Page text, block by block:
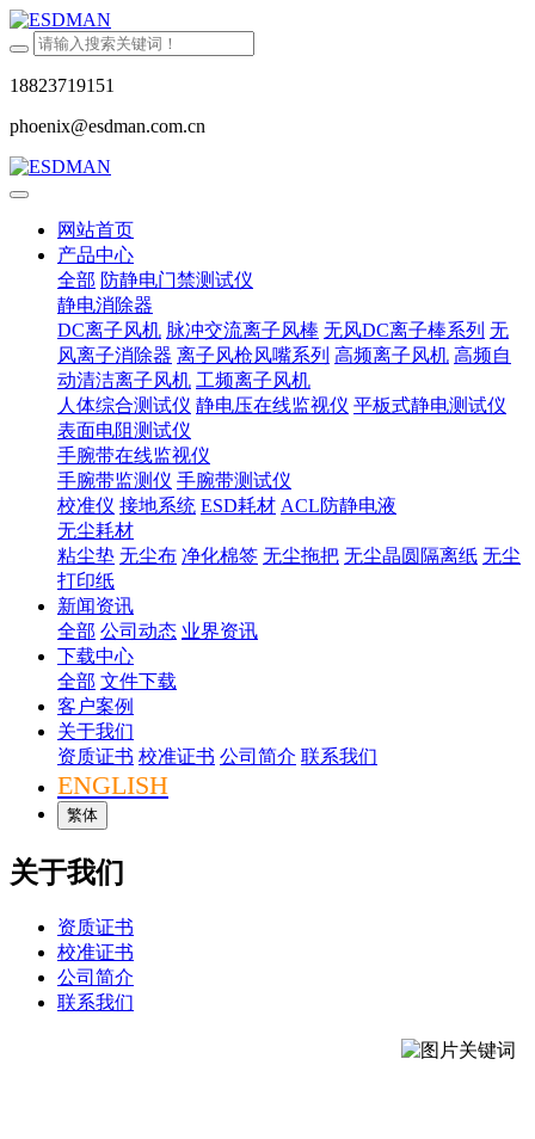
18823719151
phoenix@esdman.com.cn
网站首页
产品中心
全部 防静电门禁测试仪
静电消除器
DC离子风机 脉冲交流离子风棒 无风DC离子棒系列 无
风离子消除器 离子风枪风嘴系列 高频离子风机 高频自
动清洁离子风机 工频离子风机
人体综合测试仪 静电压在线监视仪 平板式静电测试仪
表面电阻测试仪
手腕带在线监视仪
手腕带监测仪 手腕带测试仪
校准仪 接地系统 ESD耗材 ACL防静电液
无尘耗材
粘尘垫 无尘布 净化棉签 无尘拖把 无尘晶圆隔离纸 无尘
打印纸
新闻资讯
全部 公司动态 业界资讯
下载中心
全部 文件下载
客户案例
关于我们
资质证书 校准证书 公司简介 联系我们
ENGLISH
繁体
关于我们
资质证书
校准证书
公司简介
联系我们